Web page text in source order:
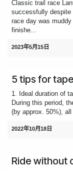
Classic trail race
successfully despite
race day was
finishe...
2023年5月15日
5 tips for
1. Ideal duration of
During this period,
(by approx. 50%),
2022年10月18日
Ride without